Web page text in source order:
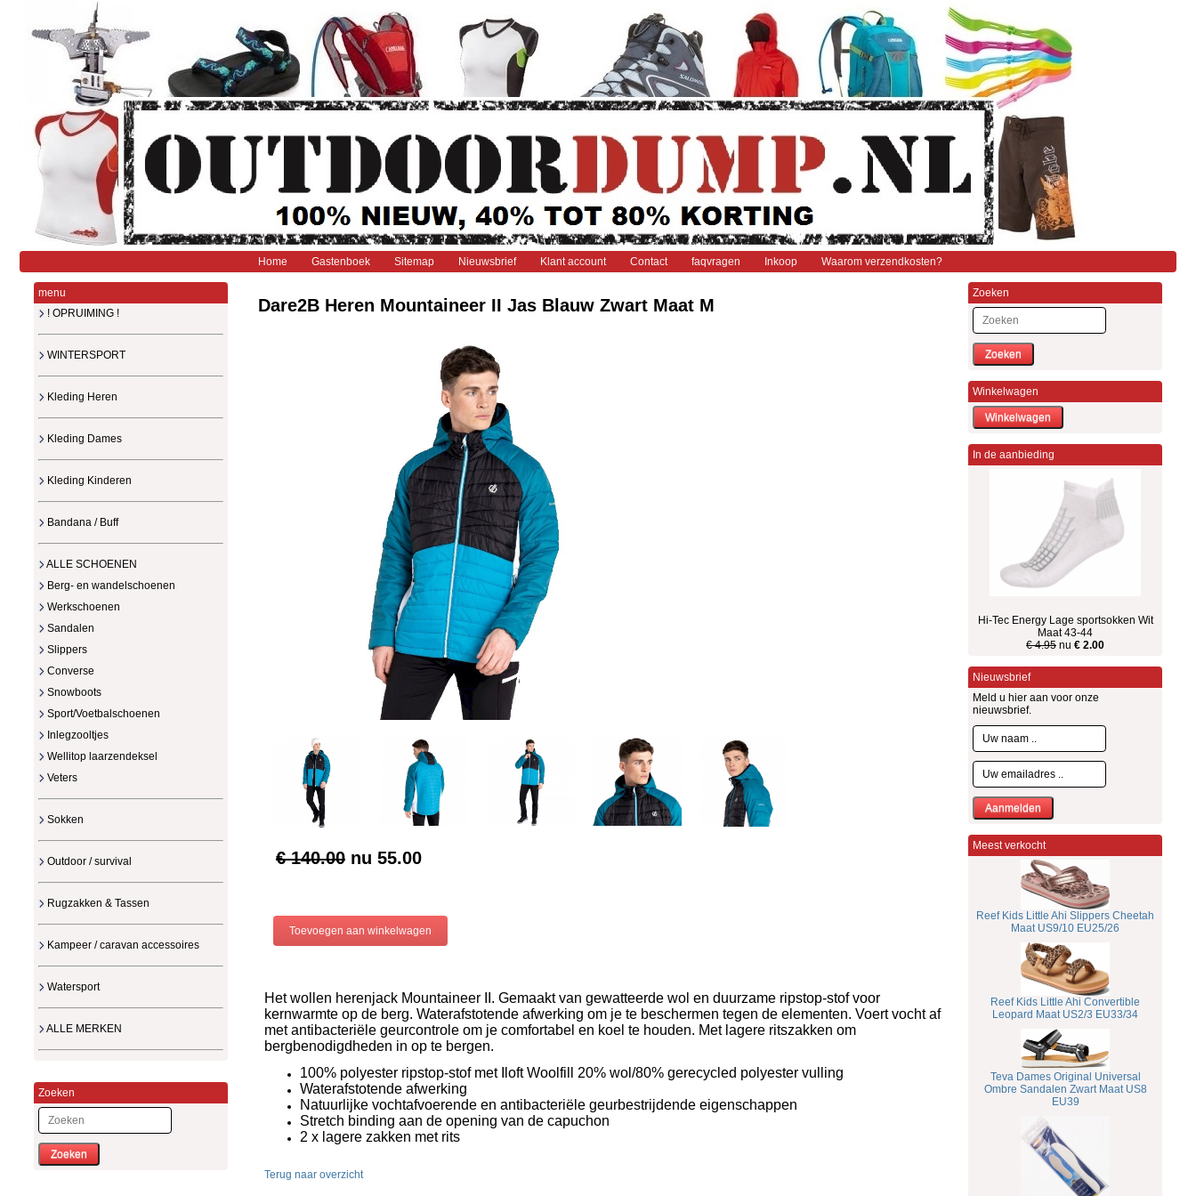
Home Gastenboek Sitemap Nieuwsbrief Klant account Contact faqvragen Inkoop Waarom verzendkosten?
menu
! OPRUIMING !
WINTERSPORT
Kleding Heren
Kleding Dames
Kleding Kinderen
Bandana / Buff
ALLE SCHOENEN
Berg- en wandelschoenen
Werkschoenen
Sandalen
Slippers
Converse
Snowboots
Sport/Voetbalschoenen
Inlegzooltjes
Wellitop laarzendeksel
Veters
Sokken
Outdoor / survival
Rugzakken & Tassen
Kampeer / caravan accessoires
Watersport
ALLE MERKEN
Zoeken
Zoeken
Dare2B Heren Mountaineer II Jas Blauw Zwart Maat M
€ 140.00 nu 55.00
Het wollen herenjack Mountaineer II. Gemaakt van gewatteerde wol en duurzame ripstop-stof voor
kernwarmte op de berg. Waterafstotende afwerking om je te beschermen tegen de elementen. Voert vocht af
met antibacteriële geurcontrole om je comfortabel en koel te houden. Met lagere ritszakken om
bergbenodigdheden in op te bergen.
100% polyester ripstop-stof met Iloft Woolfill 20% wol/80% gerecycled polyester vulling
Waterafstotende afwerking
Natuurlijke vochtafvoerende en antibacteriële geurbestrijdende eigenschappen
Stretch binding aan de opening van de capuchon
2 x lagere zakken met rits
Terug naar overzicht
Zoeken
Zoeken
Winkelwagen
In de aanbieding
Hi-Tec Energy Lage sportsokken Wit
Maat 43-44
€ 4.95 nu € 2.00
Nieuwsbrief
Meld u hier aan voor onze
nieuwsbrief.
Meest verkocht
Reef Kids Little Ahi Slippers Cheetah
Maat US9/10 EU25/26
Reef Kids Little Ahi Convertible
Leopard Maat US2/3 EU33/34
Teva Dames Original Universal
Ombre Sandalen Zwart Maat US8
EU39